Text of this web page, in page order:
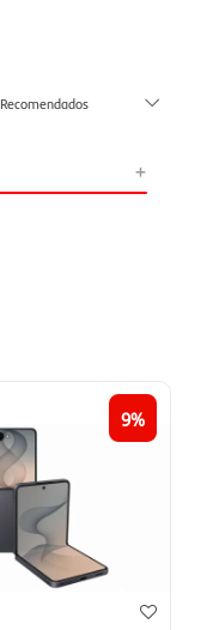
Recomendados
+
9